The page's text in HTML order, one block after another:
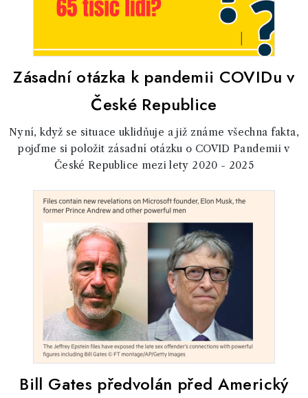
Zásadní otázka k pandemii COVIDu v
České Republice
Nyní, když se situace uklidňuje a již známe všechna fakta,
pojďme si položit zásadní otázku o COVID Pandemii v
České Republice mezi lety 2020 - 2025
Bill Gates předvolán před Americký